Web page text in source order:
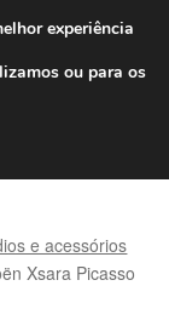
500 967
e acessórios
Xsara Picasso
experiência
ou para os